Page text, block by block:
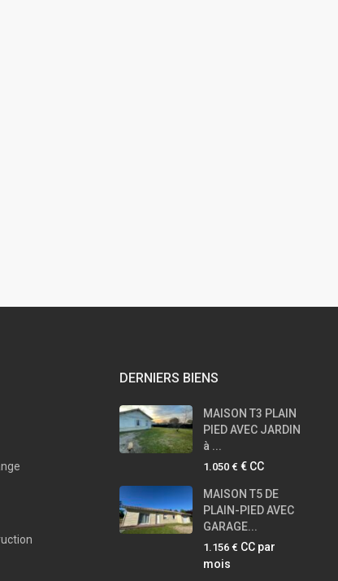
DERNIERS BIENS
MAISON T3 PLAIN
PIED AVEC JARDIN
à ...
1.050 € € CC
MAISON T5 DE
PLAIN-PIED AVEC
GARAGE...
1.156 € CC par
mois